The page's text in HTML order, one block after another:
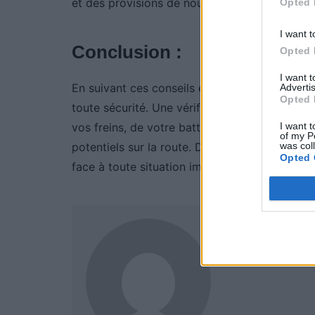
I want
Opted
I want
Opted
I want
of my
was
Opted
et des provisions de nourriture et d’eau.
Conclusion :
En suivant ces conseils essentiels, vous
toute sécurité. Une vérification minutieuse
vos freins, de votre batterie et de votre
potentiels sur la route. De plus, avoir un kit
face à toute situation imprévue pendant la